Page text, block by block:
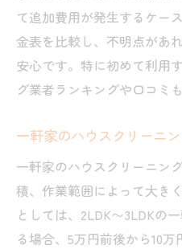
て追加費用が発生するケー
金表を比較し、不明点があ
安心です。特に初めて利用
グ業者ランキングや口コミ
一軒家のハウスクリーニ
一軒家のハウスクリーニン
積、作業範囲によって大き
としては、2LDK〜3LDKの
る場合、5万円前後から10万